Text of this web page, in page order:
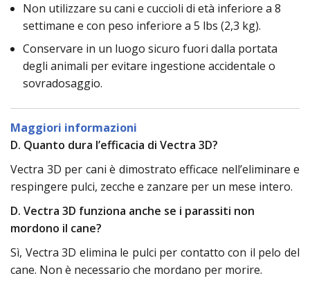
Non utilizzare su cani e cuccioli di età inferiore a 8
settimane e con peso inferiore a 5 lbs (2,3 kg).
Conservare in un luogo sicuro fuori dalla portata
degli animali per evitare ingestione accidentale o
sovradosaggio.
Maggiori informazioni
D. Quanto dura l’efficacia di Vectra 3D?
Vectra 3D per cani è dimostrato efficace nell’eliminare e
respingere pulci, zecche e zanzare per un mese intero.
D. Vectra 3D funziona anche se i parassiti non
mordono il cane?
Sì, Vectra 3D elimina le pulci per contatto con il pelo del
cane. Non è necessario che mordano per morire.